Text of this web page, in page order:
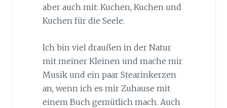
aber auch mit: Kuchen, Kuchen und
Kuchen für die Seele.
Ich bin viel draußen in der Natur
mit meiner Kleinen und mache mir
Musik und ein paar Stearinkerzen
an, wenn ich es mir Zuhause mit
einem Buch gemütlich mach. Auch